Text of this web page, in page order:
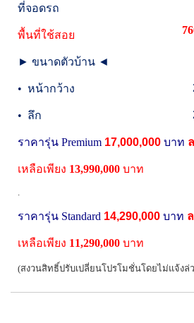
ที่จอดรถ
พื้นที่ใช้สอย
► ขนาดตัวบ้าน ◄
• หน้ากว้าง
• ลึก
ราคารุ่น Premium 17,000,000 บาท
เหลือเพียง 13,990,000 บาท
.
ราคารุ่น Standard 14,290,000 บาท
เหลือเพียง 11,290,000 บาท
(สงวนสิทธิ์ปรับเปลี่ยนโปรโมชั่นโดยไม่แจ้งล่